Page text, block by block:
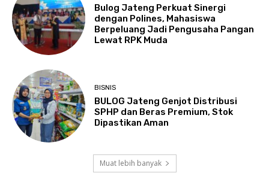
Bulog Jateng Perkuat Sinergi
dengan Polines, Mahasiswa
Berpeluang Jadi Pengusaha Pangan
Lewat RPK Muda
BISNIS
BULOG Jateng Genjot Distribusi
SPHP dan Beras Premium, Stok
Dipastikan Aman
Muat lebih banyak